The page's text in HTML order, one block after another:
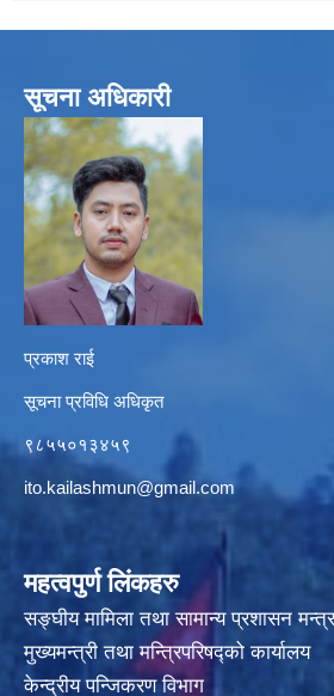
सूचना अधिकारी
प्रकाश राई
सूचना प्रविधि अधिकृत
९८५५०१३४५९
ito.kailashmun@gmail.com
महत्वपुर्ण लिंकहरु
सङ्घीय मामिला तथा सामान्य प्रशासन
मुख्यमन्त्री तथा मन्त्रिपरिषद्‍को कार्यालय
केन्द्रीय पन्जिकरण विभाग